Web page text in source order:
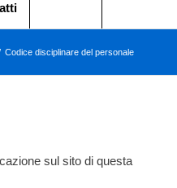
Codice disciplinare del personale
sul sito di questa